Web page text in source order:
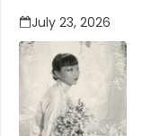
July 23, 2026